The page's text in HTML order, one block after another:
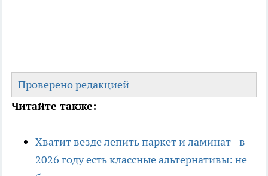
Проверено редакцией
Читайте также:
Хватит везде лепить паркет и ламинат - в
2026 году есть классные альтернативы: не